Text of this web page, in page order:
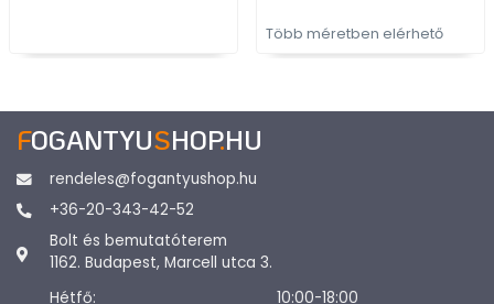
Több méretben elérhető
FOGANTYUSHOP.HU
rendeles@fogantyushop.hu
+36-20-343-42-52
Bolt és bemutatóterem
1162. Budapest, Marcell utca 3.
Hétfő:
10:00-18:00